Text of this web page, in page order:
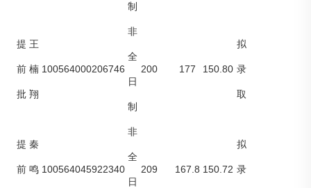
制
提
前
批
王
楠
翔
100564000206746
非
全
日
制
200 177 150.80
拟
录
取
提
前
秦
鸣 100564045922340
非
全
日
209 167.8 150.72
拟
录